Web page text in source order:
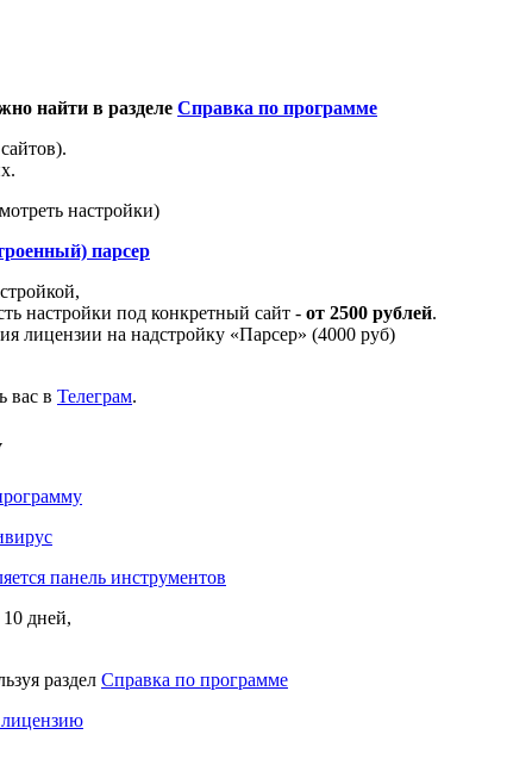
найти в разделе Справка по программе
настройки)
парсер
настройки под конкретный сайт - от 2500 рублей.
лицензии на надстройку «Парсер» (4000 руб)
вас в Телеграм.
панель инструментов
10 дней,
раздел Справка по программе